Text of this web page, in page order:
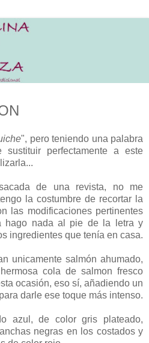
", pero teniendo una palabra
perfectamente a este
de una revista, no me
la costumbre de recortar la
las modificaciones pertinentes
hago nada al pie de la letra y
ingredientes que tenía en casa.
unicamente salmón ahumado,
cola de salmon fresco
ocasión, eso sí, añadiendo un
darle ese toque más intenso.
azul, de color gris plateado,
negras en los costados y